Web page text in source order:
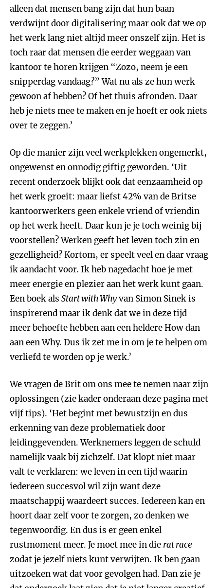
alleen dat mensen bang zijn dat hun baan
verdwijnt door digitalisering maar ook dat we op
het werk lang niet altijd meer onszelf zijn. Het is
toch raar dat mensen die eerder weggaan van
kantoor te horen krijgen “Zozo, neem je een
snipperdag vandaag?” Wat nu als ze hun werk
gewoon af hebben? Of het thuis afronden. Daar
heb je niets mee te maken en je hoeft er ook niets
over te zeggen.’
Op die manier zijn veel werkplekken ongemerkt,
ongewenst en onnodig giftig geworden. ‘Uit
recent onderzoek blijkt ook dat eenzaamheid op
het werk groeit: maar liefst 42% van de Britse
kantoorwerkers geen enkele vriend of vriendin
op het werk heeft. Daar kun je je toch weinig bij
voorstellen? Werken geeft het leven toch zin en
gezelligheid? Kortom, er speelt veel en daar vraag
ik aandacht voor. Ik heb nagedacht hoe je met
meer energie en plezier aan het werk kunt gaan.
Een boek als Start with Whyvan Simon Sinek is
inspirerend maar ik denk dat we in deze tijd
meer behoefte hebben aan een heldere How dan
aan een Why. Dus ik zet me in om je te helpen om
verliefd te worden op je werk.’
We vragen de Brit om ons mee te nemen naar zijn
oplossingen (zie kader onderaan deze pagina met
vijf tips). ‘Het begint met bewustzijn en dus
erkenning van deze problematiek door
leidinggevenden. Werknemers leggen de schuld
namelijk vaak bij zichzelf. Dat klopt niet maar
valt te verklaren: we leven in een tijd waarin
iedereen succesvol wil zijn want deze
maatschappij waardeert succes. Iedereen kan en
hoort daar zelf voor te zorgen, zo denken we
tegenwoordig. En dus is er geen enkel
rustmoment meer. Je moet mee in die rat race
zodat je jezelf niets kunt verwijten. Ik ben gaan
uitzoeken wat dat voor gevolgen had. Dan zie je